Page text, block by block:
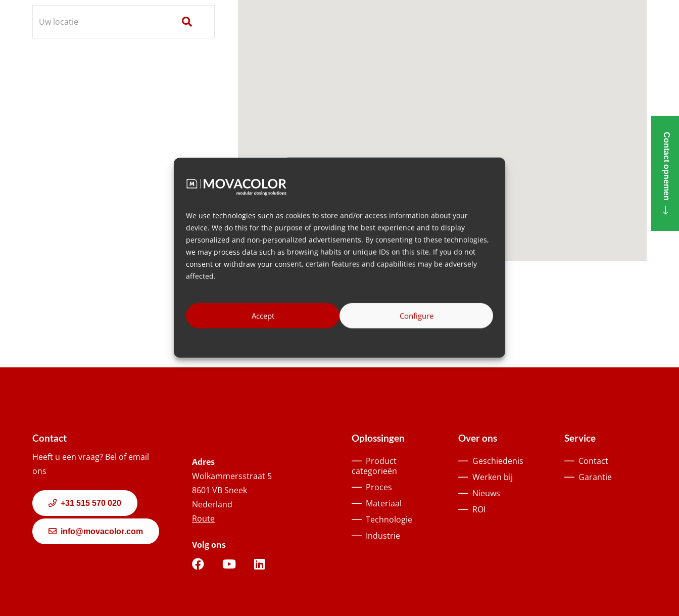
We use technologies such as cookies to store and/or access information about your
device. We do this for the purpose of providing the best experience and to display
personalized and non-personalized advertisements. By consenting to these technologies,
we may process data such as browsing habits or unique IDs on this site. If you do not
consent or withdraw your consent, certain features and capabilities may be adversely
affected.
Accept Configure
Contact
Heeft u een vraag? Bel of email
ons
+31 515 570 020
info@movacolor.com
Adres
Wolkammersstraat 5
8601 VB Sneek
Nederland
Route
Volg ons
Oplossingen
Product
categorieën
Proces
Materiaal
Technologie
Industrie
Over ons
Geschiedenis
Werken bij
Nieuws
ROI
Service
Contact
Garantie
Contact opnemen